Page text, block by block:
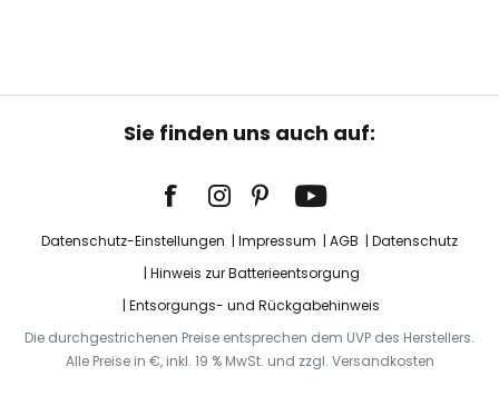
Sie finden uns auch auf:
Datenschutz-Einstellungen Impressum AGB
Datenschutz
Hinweis zur Batterieentsorgung
Entsorgungs- und Rückgabehinweis
Die durchgestrichenen Preise entsprechen dem UVP des Herstellers.
Alle Preise in €, inkl. 19 % MwSt. und zzgl. Versandkosten